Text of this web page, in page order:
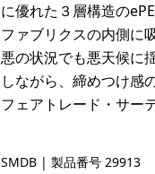
に優れた３層構造の
ファブリクスの内側に
悪の状況でも悪天候に
しながら、締めつけ感
フェアトレード・サー
Smolder Blue
SMDB | 製品番号 29913